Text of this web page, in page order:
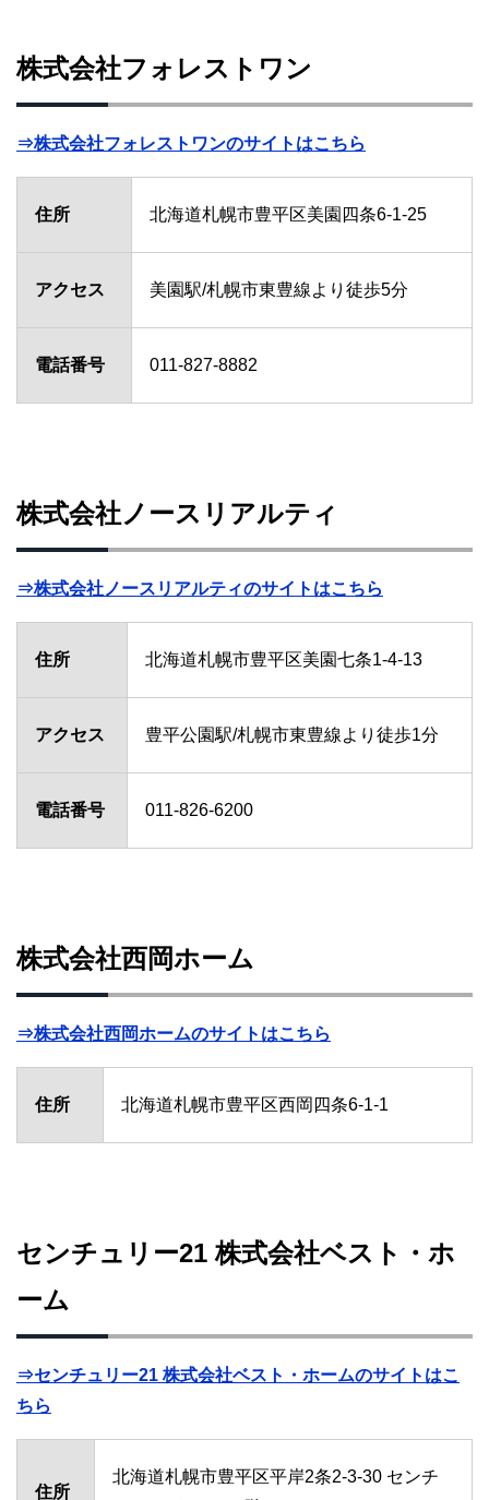
株式会社フォレストワン
⇒株式会社フォレストワンのサイトはこちら
住所 北海道札幌市豊平区美園四条6-1-25
アクセス 美園駅/札幌市東豊線より徒歩5分
電話番号 011-827-8882
株式会社ノースリアルティ
⇒株式会社ノースリアルティのサイトはこちら
住所 北海道札幌市豊平区美園七条1-4-13
アクセス 豊平公園駅/札幌市東豊線より徒歩1分
電話番号 011-826-6200
株式会社西岡ホーム
⇒株式会社西岡ホームのサイトはこちら
住所 北海道札幌市豊平区西岡四条6-1-1
センチュリー21 株式会社ベスト・ホ
ーム
⇒センチュリー21 株式会社ベスト・ホームのサイトはこ
ちら
住所
北海道札幌市豊平区平岸2条2-3-30 センチ